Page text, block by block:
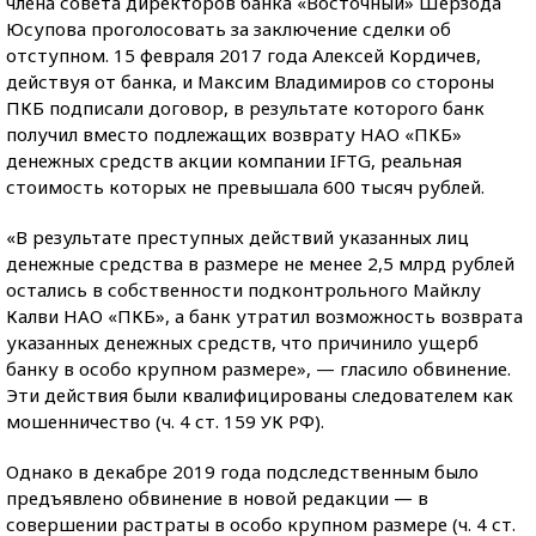
Юсупова проголосовать за заключение сделки об
отступном. 15 февраля 2017 года Алексей Кордичев,
действуя от банка, и Максим Владимиров со стороны
ПКБ подписали договор, в результате которого банк
получил вместо подлежащих возврату НАО «ПКБ»
денежных средств акции компании IFTG, реальная
стоимость которых не превышала 600 тысяч рублей.
«В результате преступных действий указанных лиц
денежные средства в размере не менее 2,5 млрд рублей
остались в собственности подконтрольного Майклу
Калви НАО «ПКБ», а банк утратил возможность возврата
указанных денежных средств, что причинило ущерб
банку в особо крупном размере», — гласило обвинение.
Эти действия были квалифицированы следователем как
мошенничество (ч. 4 ст. 159 УК РФ).
Однако в декабре 2019 года подследственным было
предъявлено обвинение в новой редакции — в
совершении растраты в особо крупном размере (ч. 4 ст.